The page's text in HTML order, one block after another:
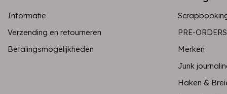
Informatie
Verzending en retourneren
Betalingsmogelijkheden
PRE-ORDERS
Merken
Junk
Haken &